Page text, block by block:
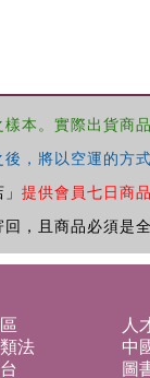
本。實際出貨商
，將以空運的方
提供會員七日商
，且商品必須是
人
法 中
圖